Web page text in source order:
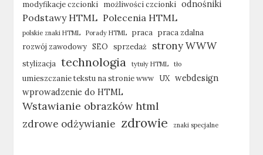
modyfikacje czcionki możliwości czcionki odnośniki
Podstawy HTML Polecenia HTML
polskie znaki HTML Porady HTML praca praca zdalna
rozwój zawodowy SEO sprzedaż strony WWW
stylizacja technologia tytuły HTML tło
umieszczanie tekstu na stronie www UX webdesign
wprowadzenie do HTML
Wstawianie obrazków html
zdrowe odżywianie zdrowie znaki specjalne